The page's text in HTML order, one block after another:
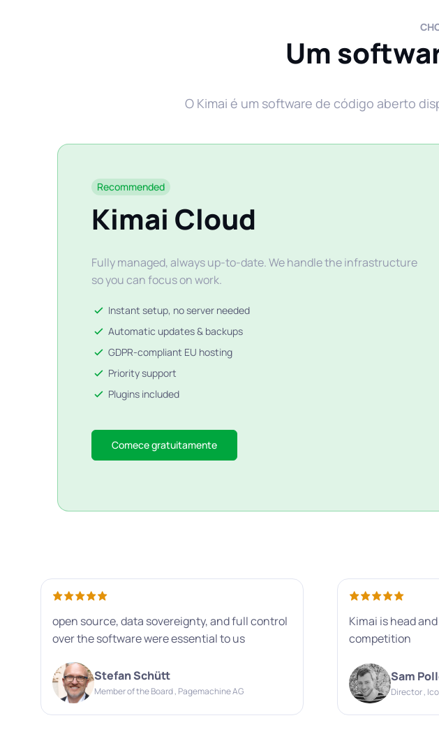
Um
O Kimai é um software de código aberto
Recommended
Kimai Cloud
Fully managed, always up-to-date. We handle the infrastructure
so you can focus on work.
Instant setup, no server needed
Automatic updates & backups
GDPR-compliant EU hosting
Priority support
Plugins included
Comece gratuitamente
open source, data sovereignty, and full control
over the software were essential to us
Stefan Schütt
Member of the Board , Pagemachine AG
Kimai is head
competition
Sam
Director ,